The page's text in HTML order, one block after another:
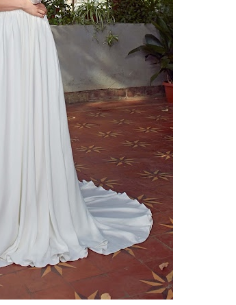
платья
Принцесса Бальное